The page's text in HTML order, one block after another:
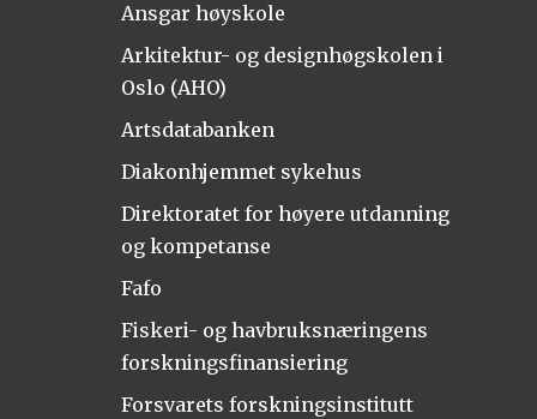
Ansgar høyskole
Arkitektur- og designhøgskolen i
Oslo (AHO)
Artsdatabanken
Diakonhjemmet sykehus
Direktoratet for høyere utdanning
og kompetanse
Fafo
Fiskeri- og havbruksnæringens
forskningsfinansiering
Forsvarets forskningsinstitutt